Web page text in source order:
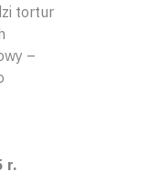
tortur
–
r.